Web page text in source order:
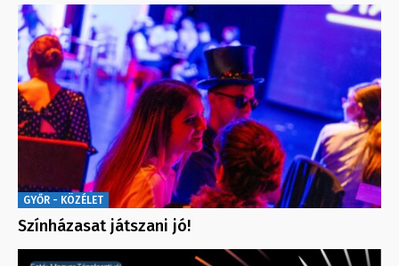
GYŐR - KÖZÉLET
Színházasat játszani jó!